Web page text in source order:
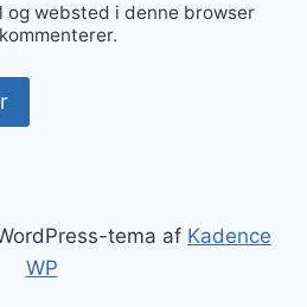
og websted i denne browser
tema af Kadence
WP